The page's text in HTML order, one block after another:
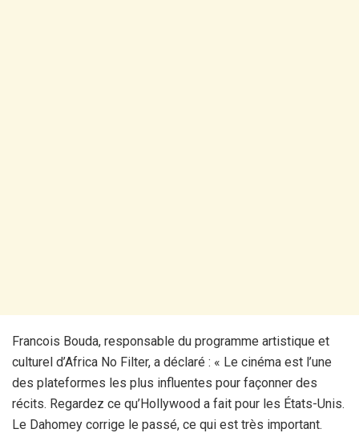
Francois Bouda, responsable du programme artistique et
culturel d’Africa No Filter, a déclaré : « Le cinéma est l’une
des plateformes les plus influentes pour façonner des
récits. Regardez ce qu’Hollywood a fait pour les États-Unis.
Le Dahomey corrige le passé, ce qui est très important.